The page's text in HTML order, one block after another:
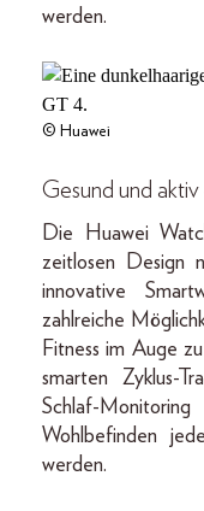
werden.
© Huawei
Gesund und
Die Huawei
zeitlosen Design
innovative
zahlreiche
Fitness im Auge
smarten Zyklus-
Schlaf-
Wohlbefinden
werden.